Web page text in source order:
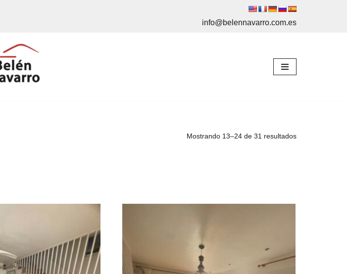
info@belennavarro.com.es
Mostrando 13–24 de 31 resultados